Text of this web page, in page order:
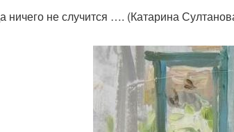
ничего не случится …. (Катарина